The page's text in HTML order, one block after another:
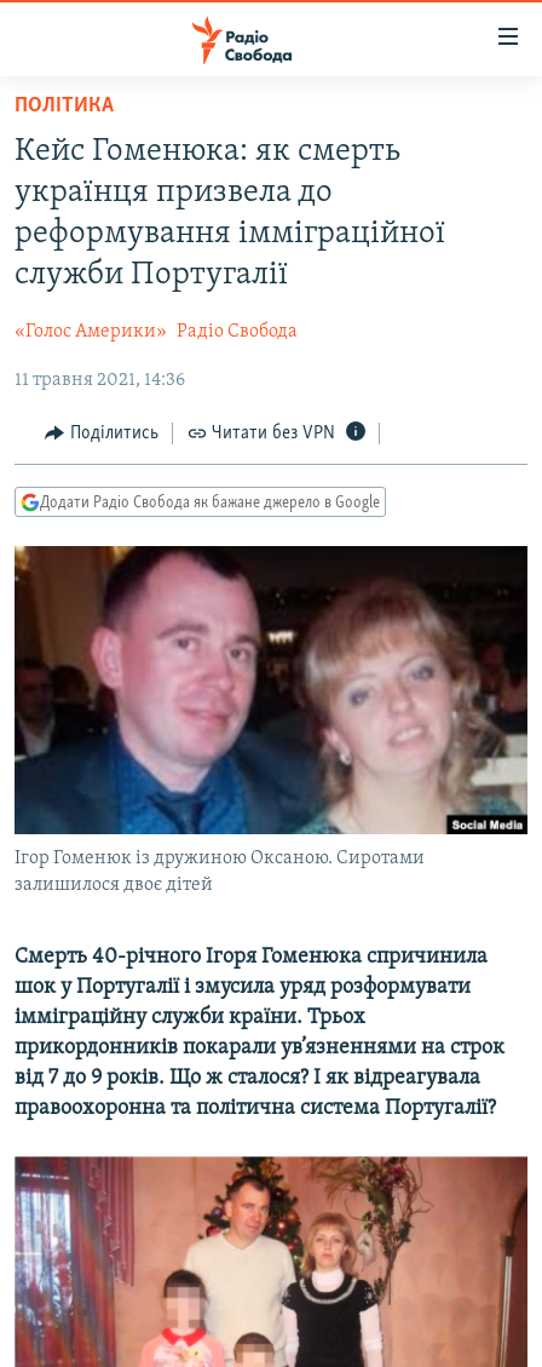
Перейти
основного
матеріалу
Перейти
до
основної
Перейти
до
СТАТТІ
ПОЛІТИКА
СУСПІЛЬСТВО
КУЛЬТУРА
СПОРТ
СВІТ
ДОНБАС.РЕАЛІЇ
КРИМ.РЕАЛІЇ
ТИ ЯК?
КИТАЙ.ВИКЛИКИ
МУЛЬТИМЕДІА
СПЕЦПРОЄКТИ
ПОДКАСТИ
КРИМ РЕАЛІЇ
УКР
КТАТ
ДОЛУЧАЙСЯ!
Усі сайти RFE/RL
ПОЛІТИКА
Кейс Гоменюка: як смерть
українця призвела до
реформування імміграційної
служби Португалії
«Голос Америки» Радіо Свобода
11 травня 2021, 14:36
Поділитись Читати без VPN
Додати Радіо Свобода як бажане джерело в Google
Ігор Гоменюк із дружиною Оксаною. Сиротами
залишилося двоє дітей
Смерть 40-річного Ігоря Гоменюка спричинила
шок у Португалії і змусила уряд розформувати
імміграційну служби країни. Трьох
прикордонників покарали ув’язненнями на строк
від 7 до 9 років. Що ж сталося? І як відреагувала
правоохоронна та політична система Португалії?